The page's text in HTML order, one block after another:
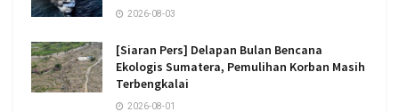
2026-08-03
[Siaran Pers] Delapan Bulan Bencana
Ekologis Sumatera, Pemulihan Korban Masih
Terbengkalai
2026-08-01